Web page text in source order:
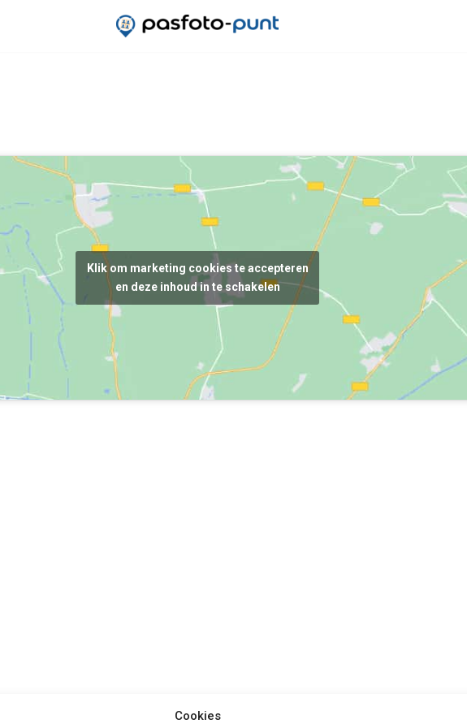
Cookies
Klik om marketing cookies te accepteren
en deze inhoud in te schakelen